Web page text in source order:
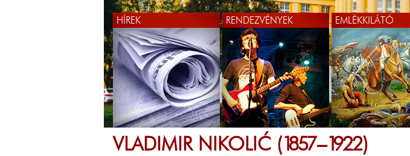
HÍREK RENDEZVÉNYEK EMLÉKKILÁTÓ
VLADIMIR NIKOLIĆ (1857–1922)